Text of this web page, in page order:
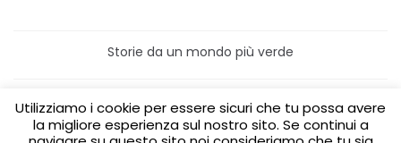
Storie da un mondo più verde
Home
Turismo sostenibile
Laboratori/Visite per le scuole
Green content per aziende Media Partner
Utilizziamo i cookie per essere sicuri che tu possa avere
la migliore esperienza sul nostro sito. Se continui a